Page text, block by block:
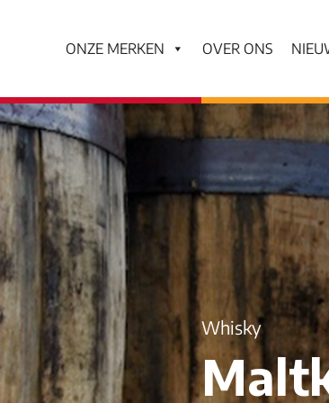
ONZE MERKEN OVER ONS
Whisky